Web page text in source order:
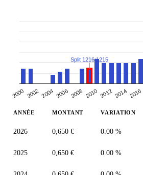
2000 2002 2004 2006 2008 2010 2012 2014 2016
Split 1216:1215
ANNÉE MONTANT VARIATION
2026 0,650 € 0.00 %
2025 0,650 € 0.00 %